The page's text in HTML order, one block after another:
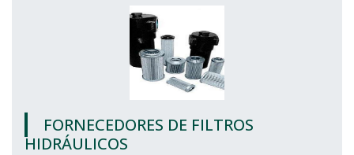
FORNECEDORES DE FILTROS
HIDRÁULICOS